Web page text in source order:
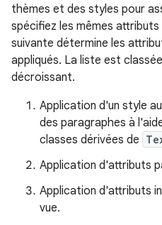
thèmes et des styles pour
spécifiez les mêmes
suivante détermine les
appliqués. La liste est
décroissant.
Application d'un style
des paragraphes à
classes dérivées de
Application d'attributs
Application d'attributs
vue.